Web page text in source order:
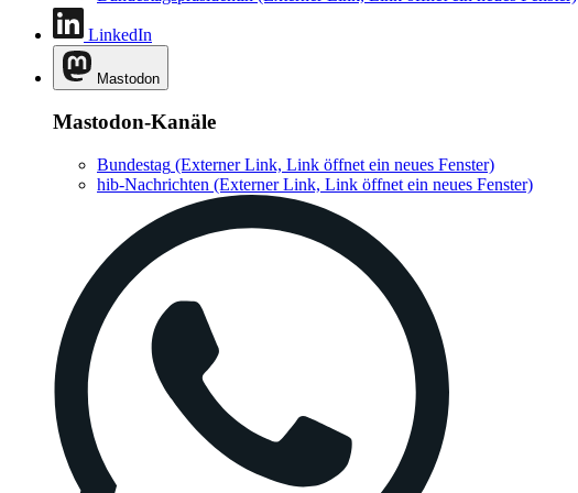
LinkedIn
Mastodon
Mastodon-Kanäle
Bundestag (Externer Link, Link öffnet ein neues Fenster)
hib-Nachrichten (Externer Link, Link öffnet ein neues Fenster)